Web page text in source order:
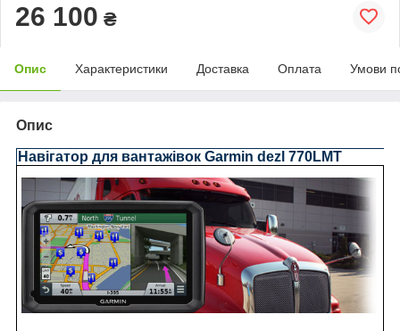
26 100 ₴
Опис Характеристики Доставка Оплата Умови
Опис
Навігатор для вантажівок Garmin dezl 770LMT